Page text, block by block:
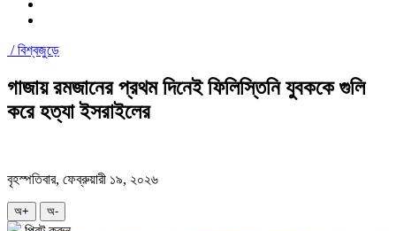
/বিশ্বজুড়ে
গাজায় রমজানের প্রথম দিনেই ফিলিস্তিনি যুবককে গুলি
করে হত্যা ইসরাইলের
বৃহস্পতিবার, ফেব্রুয়ারী ১৯, ২০২৬
অ+ অ-